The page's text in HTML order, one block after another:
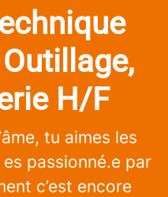
H/F
tu aimes les
passionné.e par
c’est encore